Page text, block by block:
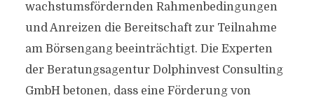
wachstumsfördernden Rahmenbedingungen
und Anreizen die Bereitschaft zur Teilnahme
am Börsengang beeinträchtigt. Die Experten
der Beratungsagentur Dolphinvest Consulting
GmbH betonen, dass eine Förderung von